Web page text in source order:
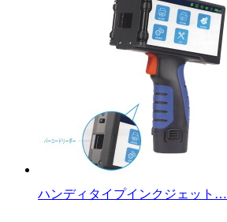
ハンディタイプインクジェット…